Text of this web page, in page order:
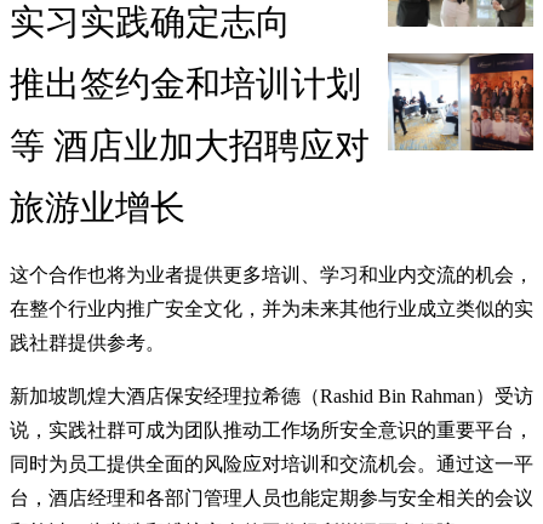
实习实践确定志向
推出签约金和培训计划
等 酒店业加大招聘应对
旅游业增长
这个合作也将为业者提供更多培训、学习和业内交流的机会，
在整个行业内推广安全文化，并为未来其他行业成立类似的实
践社群提供参考。
新加坡凯煌大酒店保安经理拉希德（Rashid Bin Rahman）受访
说，实践社群可成为团队推动工作场所安全意识的重要平台，
同时为员工提供全面的风险应对培训和交流机会。通过这一平
台，酒店经理和各部门管理人员也能定期参与安全相关的会议